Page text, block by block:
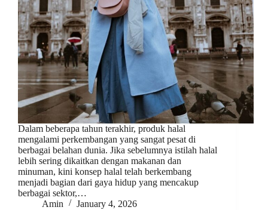
Dalam beberapa tahun terakhir, produk halal
mengalami perkembangan yang sangat pesat di
berbagai belahan dunia. Jika sebelumnya istilah halal
lebih sering dikaitkan dengan makanan dan
minuman, kini konsep halal telah berkembang
menjadi bagian dari gaya hidup yang mencakup
berbagai sektor,…
Amin
January 4, 2026